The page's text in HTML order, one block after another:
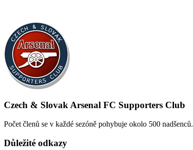
Czech & Slovak Arsenal FC Supporters Club
Počet členů se v každé sezóně pohybuje okolo 500 nadšenců.
Důležité odkazy